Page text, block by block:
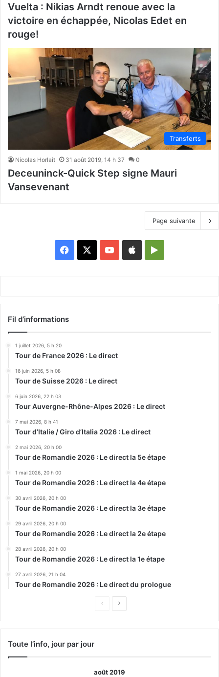
Vuelta : Nikias Arndt renoue avec la
victoire en échappée, Nicolas Edet en
rouge!
Transferts
Nicolas Horlait 31 août 2019, 14 h 37 0
Deceuninck-Quick Step signe Mauri
Vansevenant
Page suivante
Facebook YouTubeAppleGoogle
Fil d’informations
1 juillet 2026, 5 h 20
Tour de France 2026 : Le direct
16 juin 2026, 5 h 08
Tour de Suisse 2026 : Le direct
6 juin 2026, 22 h 03
Tour Auvergne-Rhône-Alpes 2026 : Le direct
7 mai 2026, 8 h 41
Tour d’Italie / Giro d’Italia 2026 : Le direct
2 mai 2026, 20 h 00
Tour de Romandie 2026 : Le direct la 5e étape
1 mai 2026, 20 h 00
Tour de Romandie 2026 : Le direct la 4e étape
30 avril 2026, 20 h 00
Tour de Romandie 2026 : Le direct la 3e étape
29 avril 2026, 20 h 00
Tour de Romandie 2026 : Le direct la 2e étape
28 avril 2026, 20 h 00
Tour de Romandie 2026 : Le direct la 1e étape
27 avril 2026, 21 h 04
Tour de Romandie 2026 : Le direct du prologue
Page
Page
Toute l’info, jour par jour
août 2019